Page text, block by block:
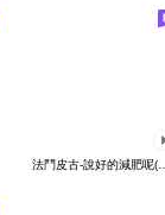
法鬥皮古-說好